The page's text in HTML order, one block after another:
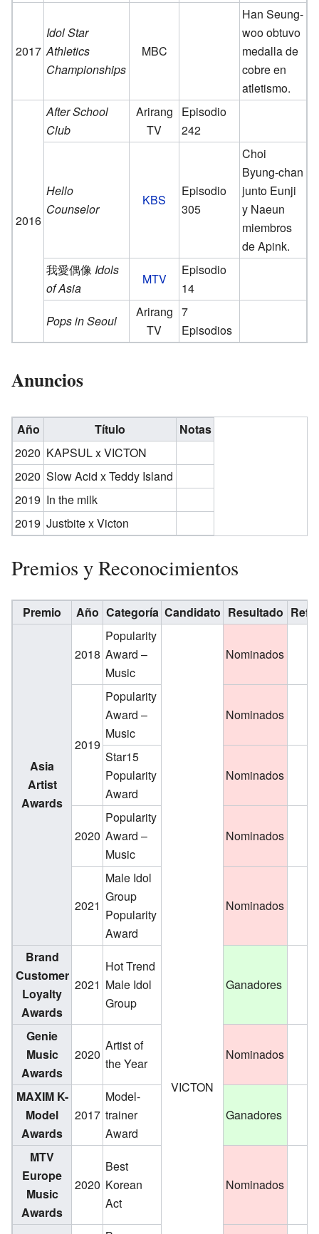
2017
Idol Star
Athletics
Championships
MBC
Han Seung-
woo obtuvo
medalla de
cobre en
atletismo.
2016
After School
Club
Arirang
TV
Episodio
242
Hello
Counselor
KBS
Episodio
305
Choi
Byung-chan
junto Eunji
y Naeun
miembros
de Apink.
我愛偶像 Idols
of Asia
MTV
Episodio
14
Pops in Seoul
Arirang
TV
7
Episodios
Anuncios
Año Título
Notas
2020 KAPSUL x VICTON
2020 Slow Acid x Teddy Island
2019 In the milk
2019 Justbite x Victon
Premios y Reconocimientos
Premio Año Categoría Candidato Resultado Ref.
Asia
Artist
Awards
2018
Popularity
Award –
Music
VICTON
Nominados
2019
Popularity
Award –
Music
Nominados
Star15
Popularity
Award
Nominados
2020
Popularity
Award –
Music
Nominados
2021
Male Idol
Group
Popularity
Award
Nominados
Brand
Customer
Loyalty
Awards
2021
Hot Trend
Male Idol
Group
Ganadores
Genie
Music
Awards
2020
Artist of
the Year
Nominados
MAXIM K-
Model
Awards
2017
Model-
trainer
Award
Ganadores
MTV
Europe
Music
Awards
2020
Best
Korean
Act
Nominados